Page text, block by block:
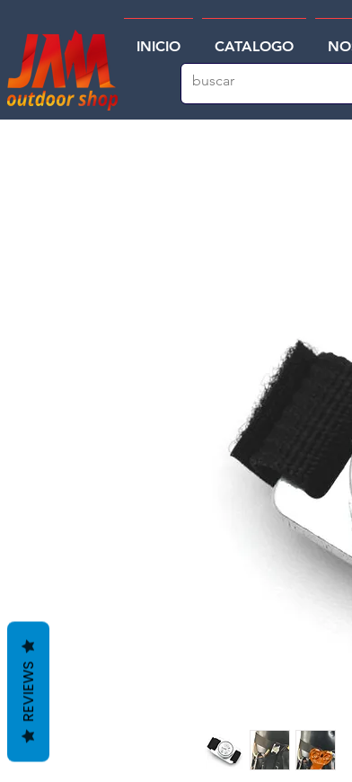
INICIO CATALOGO
REVIEWS